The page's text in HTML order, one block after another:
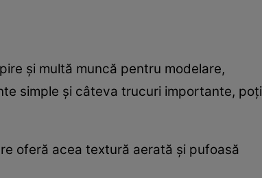
și multă muncă pentru modelare,
simple și câteva trucuri importante, poți
oferă acea textură aerată și pufoasă